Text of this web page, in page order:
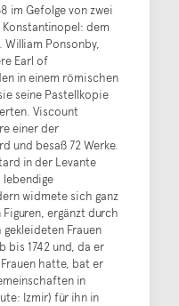
im Gefolge von zwei
dem
William Ponsonby,
Earl of
in einem römischen
seine Pastellkopie
Viscount
einer der
und besaß 72 Werke.
in der Levante
widmete sich ganz
ergänzt durch
Frauen
bis 1742 und, da er
hatte, bat er
in
Izmir) für ihn in